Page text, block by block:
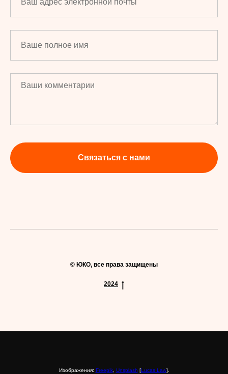
Связаться с нами
© ЮКО, все права защищены
2024
Изображения: Freepik, Unsplash [Lucas Law].